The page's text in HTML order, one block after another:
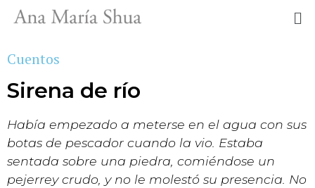
Cuentos
Sirena de río
Había empezado a meterse en el agua con sus
botas de pescador cuando la vio. Estaba
sentada sobre una piedra, comiéndose un
pejerrey crudo, y no le molestó su presencia. No